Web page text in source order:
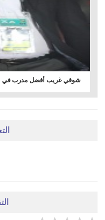
شوقي غريب أفضل مدرب في